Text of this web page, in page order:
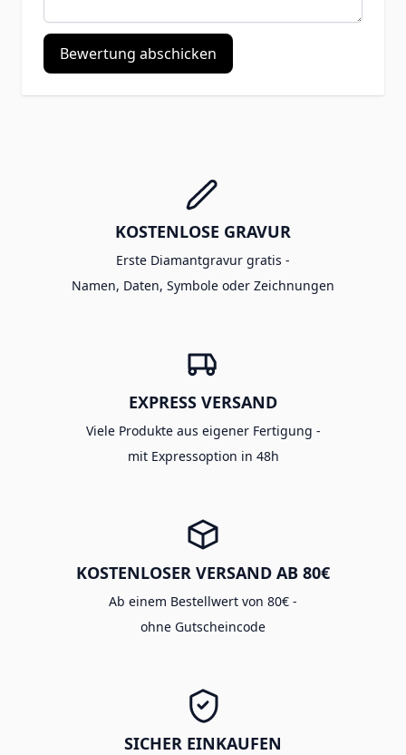
Bewertung abschicken
KOSTENLOSE GRAVUR
Erste Diamantgravur gratis -
Namen, Daten, Symbole oder Zeichnungen
EXPRESS VERSAND
Viele Produkte aus eigener Fertigung -
mit Expressoption in 48h
KOSTENLOSER VERSAND AB 80€
Ab einem Bestellwert von 80€ -
ohne Gutscheincode
SICHER EINKAUFEN